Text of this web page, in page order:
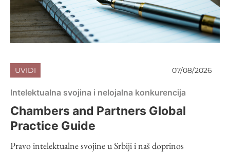
UVIDI 07/08/2026
Intelektualna svojina i nelojalna konkurencija
Chambers and Partners Global
Practice Guide
Pravo intelektualne svojine u Srbiji i naš doprinos